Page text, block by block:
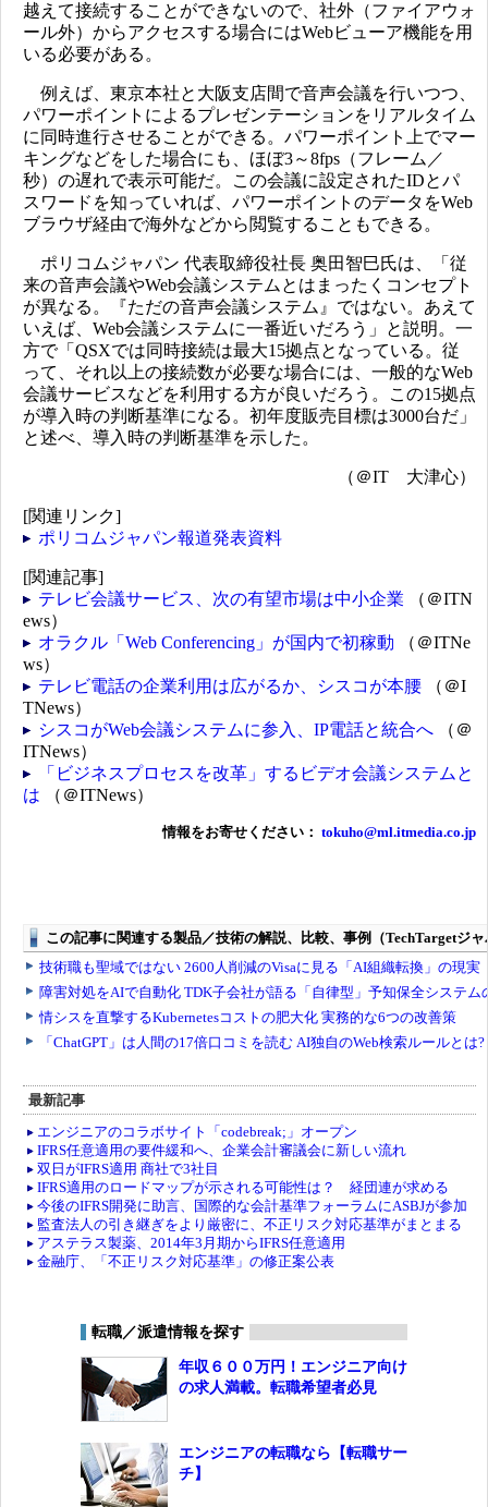
越えて接続することができないので、社外（ファイアウォ
ール外）からアクセスする場合にはWebビューア機能を用
いる必要がある。
例えば、東京本社と大阪支店間で音声会議を行いつつ、
パワーポイントによるプレゼンテーションをリアルタイム
に同時進行させることができる。パワーポイント上でマー
キングなどをした場合にも、ほぼ3～8fps（フレーム／
秒）の遅れで表示可能だ。この会議に設定されたIDとパ
スワードを知っていれば、パワーポイントのデータをWeb
ブラウザ経由で海外などから閲覧することもできる。
ポリコムジャパン 代表取締役社長 奥田智巳氏は、「従
来の音声会議やWeb会議システムとはまったくコンセプト
が異なる。『ただの音声会議システム』ではない。あえて
いえば、Web会議システムに一番近いだろう」と説明。一
方で「QSXでは同時接続は最大15拠点となっている。従
って、それ以上の接続数が必要な場合には、一般的なWeb
会議サービスなどを利用する方が良いだろう。この15拠点
が導入時の判断基準になる。初年度販売目標は3000台だ」
と述べ、導入時の判断基準を示した。
（＠IT 大津心）
[関連リンク]
ポリコムジャパン報道発表資料
[関連記事]
テレビ会議サービス、次の有望市場は中小企業 （＠ITN
ews）
オラクル「Web Conferencing」が国内で初稼動 （＠ITNe
ws）
テレビ電話の企業利用は広がるか、シスコが本腰 （＠I
TNews）
シスコがWeb会議システムに参入、IP電話と統合へ （＠
ITNews）
「ビジネスプロセスを改革」するビデオ会議システムと
は （＠ITNews）
情報をお寄せください： tokuho@ml.itmedia.co.jp
最新記事
エンジニアのコラボサイト「codebreak;」オープン
IFRS任意適用の要件緩和へ、企業会計審議会に新しい流れ
双日がIFRS適用 商社で3社目
IFRS適用のロードマップが示される可能性は？ 経団連が求める
今後のIFRS開発に助言、国際的な会計基準フォーラムにASBJが参加
監査法人の引き継ぎをより厳密に、不正リスク対応基準がまとまる
アステラス製薬、2014年3月期からIFRS任意適用
金融庁、「不正リスク対応基準」の修正案公表
転職／派遣情報を探す
年収６００万円！エンジニア向け
の求人満載。転職希望者必見
エンジニアの転職なら【転職サー
チ】